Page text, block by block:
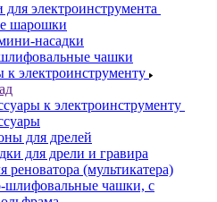
для электроинструмента
шарошки
насадки
чашки
к электроинструменту
к электроинструменту
для дрелей
для дрели и гравира
реноватора (мультикатера)
шлифовальные чашки, с